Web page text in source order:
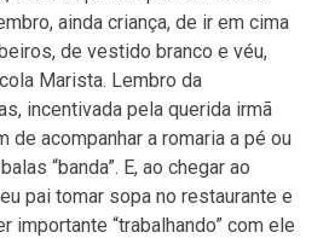
ainda criança, de ir em cima
de vestido branco e véu,
Marista. Lembro da
incentivada pela querida irmã
de acompanhar a romaria a pé ou
“banda”. E, ao chegar ao
pai tomar sopa no restaurante e
importante “trabalhando” com ele